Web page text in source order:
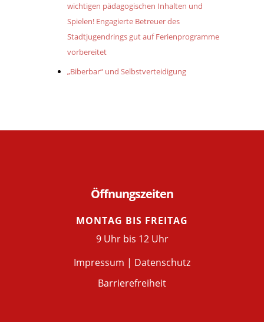
wichtigen pädagogischen Inhalten und
Spielen! Engagierte Betreuer des
Stadtjugendrings gut auf Ferienprogramme
vorbereitet
„Biberbar“ und Selbstverteidigung
Öffnungszeiten
MONTAG BIS FREITAG
9 Uhr bis 12 Uhr
Impressum | Datenschutz
Barrierefreiheit